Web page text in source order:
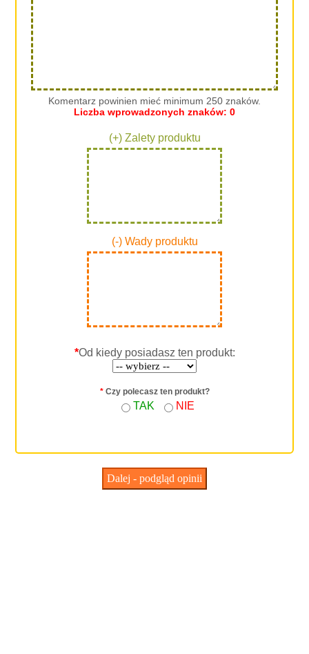
Komentarz powinien mieć minimum 250 znaków.
Liczba wprowadzonych znaków: 0
(+) Zalety produktu
(-) Wady produktu
*Od kiedy posiadasz ten produkt:
*Czy polecasz ten produkt?
TAK NIE